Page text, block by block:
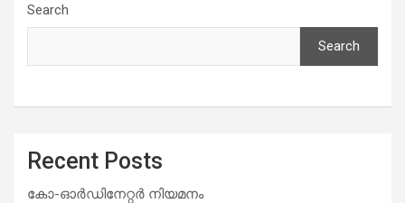
Search
Search
Recent Posts
കോ-ഓർഡിനേറ്റർ നിയമനം